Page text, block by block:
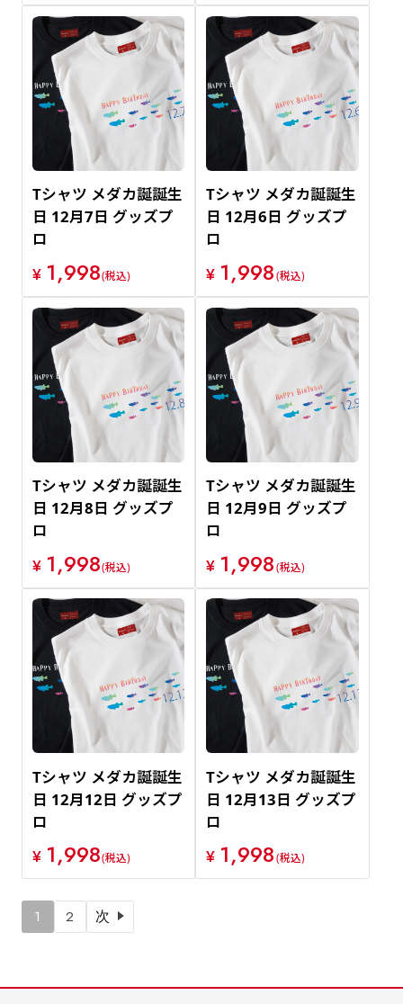
Tシャツ メダカ誕誕生
日 12月7日 グッズプ
ロ
¥ 1,998(税込)
Tシャツ メダカ誕誕生
日 12月6日 グッズプ
ロ
¥ 1,998(税込)
Tシャツ メダカ誕誕生
日 12月8日 グッズプ
ロ
¥ 1,998(税込)
Tシャツ メダカ誕誕生
日 12月9日 グッズプ
ロ
¥ 1,998(税込)
Tシャツ メダカ誕誕生
日 12月12日 グッズプ
ロ
¥ 1,998(税込)
Tシャツ メダカ誕誕生
日 12月13日 グッズプ
ロ
¥ 1,998(税込)
1 2 次